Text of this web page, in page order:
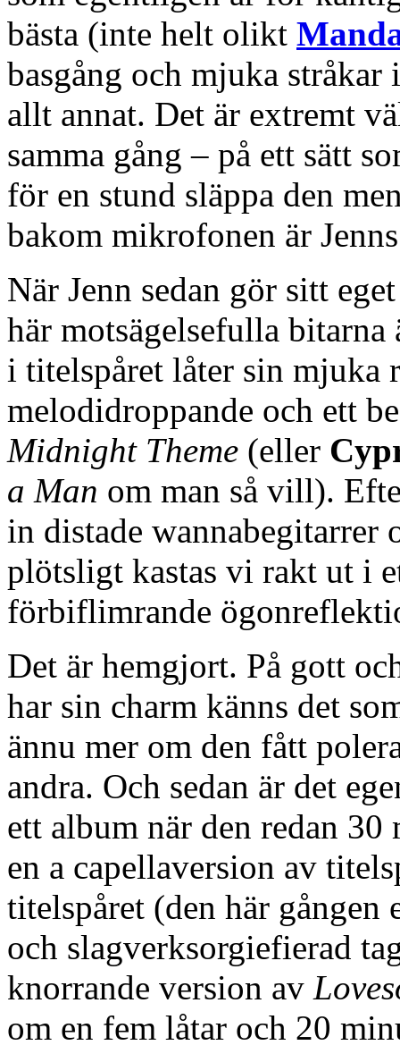
bästa (inte helt olikt
basgång och mjuka
allt annat. Det är extremt
samma gång – på ett sätt
för en stund släppa den
bakom mikrofonen är
När Jenn sedan gör sitt
här motsägelsefulla
i titelspåret låter sin mjuka
melodidroppande och ett
Midnight Theme (eller
a Man om man så vill).
in distade wannabegitarrer
plötsligt kastas vi rakt ut i
förbiflimrande
Det är hemgjort. På gott
har sin charm känns det
ännu mer om den fått
andra. Och sedan är det
ett album när den redan
en a capellaversion av
titelspåret (den här gången
och slagverksorgiefierad
knorrande version av
om en fem låtar och 20